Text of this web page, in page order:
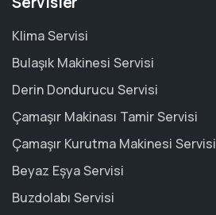
Klima Servisi
Bulaşık Makinesi Servisi
Derin Dondurucu Servisi
Çamaşır Makinası Tamir Servisi
Çamaşır Kurutma Makinesi Servisi
Beyaz Eşya Servisi
Buzdolabı Servisi